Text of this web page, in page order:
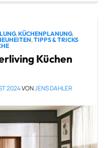
,KÜCHENPLANUNG,
,TIPPS & TRICKS
Küchen
2024VONJENS DAHLER